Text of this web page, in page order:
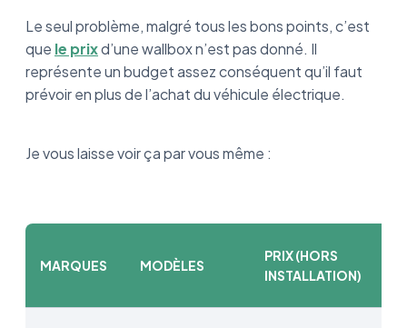
Le seul problème, malgré tous les bons points, c’est
que le prixd’une wallbox n’est pas donné. Il
représente un budget assez conséquent qu’il faut
prévoir en plus de l’achat du véhicule électrique.
Je vous laisse voir ça par vous même :
MARQUES MODÈLES
PRIX (HORS
INSTALLATION)